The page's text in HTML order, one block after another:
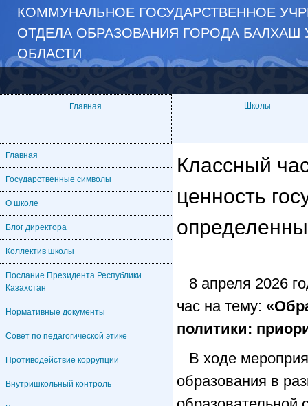
КОММУНАЛЬНОЕ ГОСУДАРСТВЕННОЕ
ОТДЕЛА ОБРАЗОВАНИЯ ГОРОДА БАЛХАШ
ОБЛАСТИ
Главная Школы
Главная
Государственные символы
О школе
Блог директора
Коллектив школы
Послание Президента Республики
Казахстан
Нормативные документы
Совет по педагогической этике
Противодействие коррупции
Внутришкольный контроль
Классный
ценность
8 апреля 2026
час на тему:
политики:
В ходе
образования в